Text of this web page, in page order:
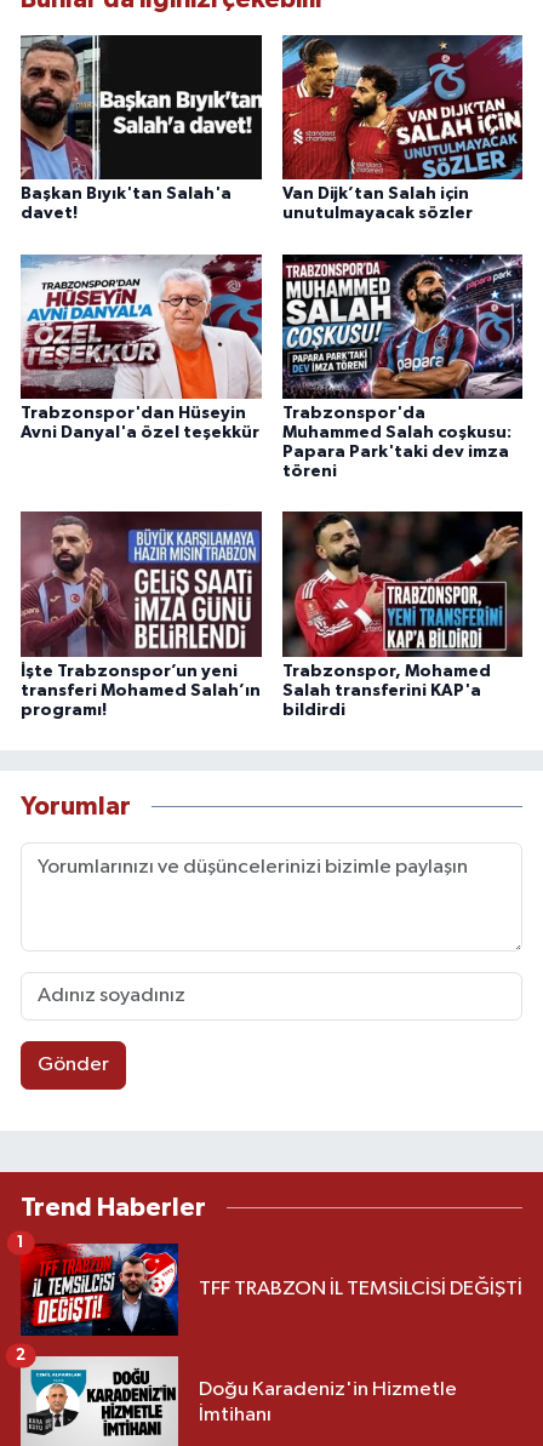
Başkan Bıyık'tan Salah'a
davet!
Van Dijk’tan Salah için
unutulmayacak sözler
Trabzonspor'dan Hüseyin
Avni Danyal'a özel teşekkür
Trabzonspor'da
Muhammed Salah coşkusu:
Papara Park'taki dev imza
töreni
İşte Trabzonspor’un yeni
transferi Mohamed Salah’ın
programı!
Trabzonspor, Mohamed
Salah transferini KAP'a
bildirdi
Yorumlar
Gönder
Trend Haberler
TFF TRABZON İL TEMSİLCİSİ DEĞİŞTİ
1
Doğu Karadeniz'in Hizmetle
İmtihanı
2